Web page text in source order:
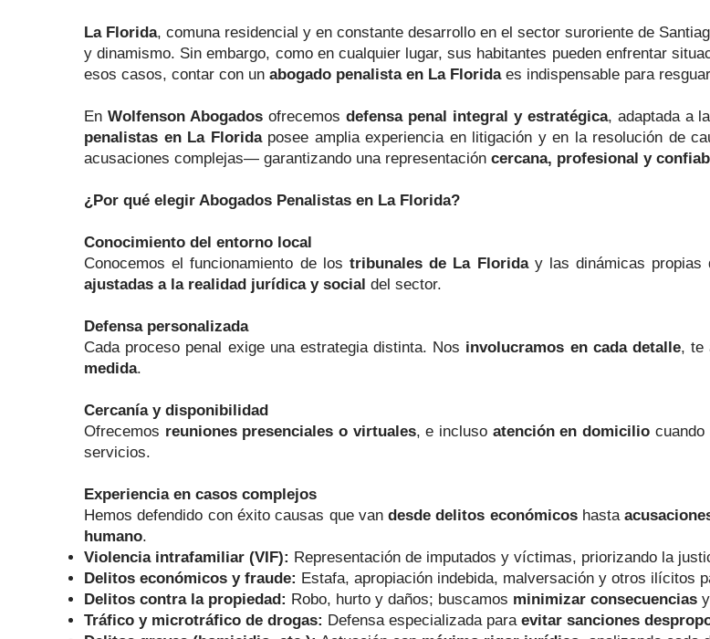
La Florida, comuna residencial y en constante desarrollo en el sector suroriente de
y dinamismo. Sin embargo, como en cualquier lugar, sus habitantes pueden enfrentar
esos casos, contar con un abogado penalista en La Floridaes indispensable para
En Wolfenson Abogadosofrecemos defensa penal integral y estratégica, adaptada a
penalistas en La Floridaposee amplia experiencia en litigación y en la resolución de
acusaciones complejas— garantizando una representación cercana, profesional y
¿Por qué elegir Abogados Penalistas en La Florida?
Conocimiento del entorno local
Conocemos el funcionamiento de los tribunales de La Floriday las dinámicas propias
ajustadas a la realidad jurídica y social del sector.
Defensa personalizada
Cada proceso penal exige una estrategia distinta. Nos involucramos en cada detalle, te
medida.
Cercanía y disponibilidad
Ofrecemos reuniones presenciales o virtuales, e incluso atención en domicilio cuando
servicios.
Experiencia en casos complejos
Hemos defendido con éxito causas que vandesde delitos económicoshasta
humano.
Violencia intrafamiliar (VIF): Representación de imputados y víctimas, priorizando la
Delitos económicos y fraude: Estafa, apropiación indebida, malversación y otros ilícitos
Delitos contra la propiedad: Robo, hurto y daños; buscamos minimizar consecuencias
Tráfico y microtráfico de drogas: Defensa especializada para evitar sanciones